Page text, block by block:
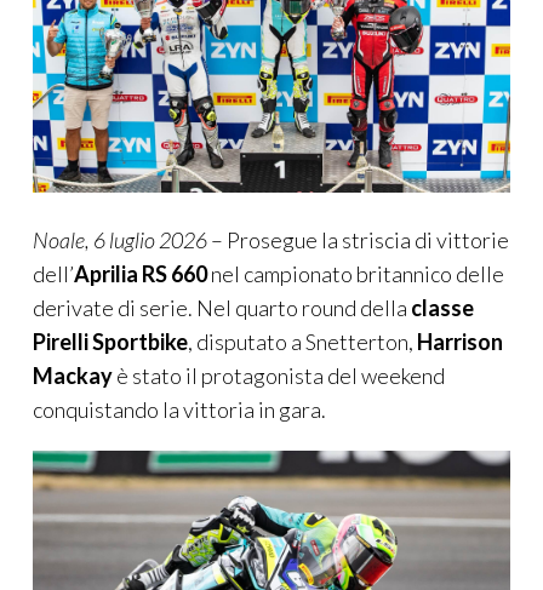
Noale, 6luglio2026– Prosegue la striscia di vittorie
dell’Aprilia RS 660nel campionato britannico delle
derivate di serie. Nel quarto round della classe
PirelliSportbike, disputato a Snetterton, Harrison
Mackayè stato il protagonista del weekend
conquistando la vittoria in gara.